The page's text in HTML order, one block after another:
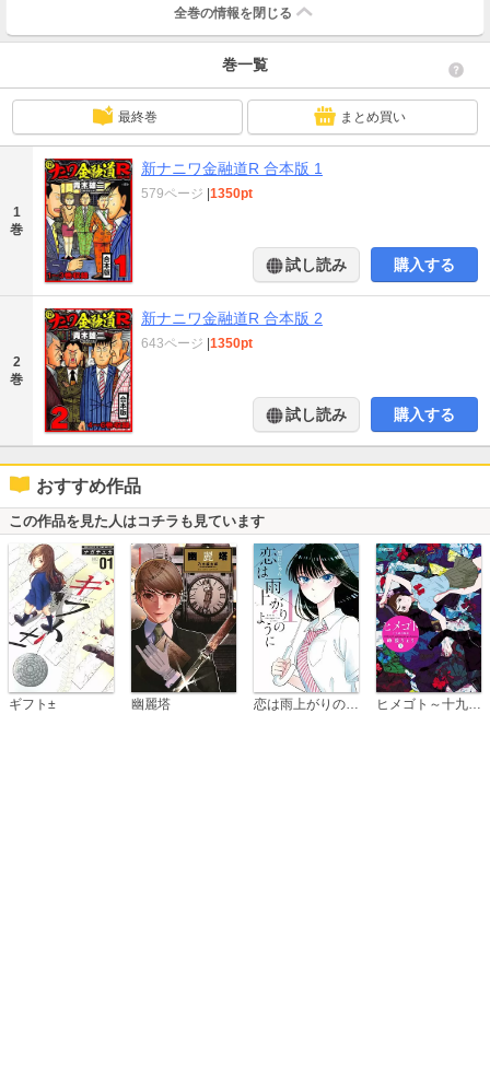
全巻の情報を 閉じる
巻一覧
最終巻 まとめ買い
1
巻
新ナニワ金融道R 合本版 1
579ページ |1350pt
試し読み 購入する
2
巻
新ナニワ金融道R 合本版 2
643ページ |1350pt
試し読み 購入する
おすすめ作品
この作品を見た人はコチラも見ています
ギフト± 幽麗塔 ヒメゴト～十九歳の制服～